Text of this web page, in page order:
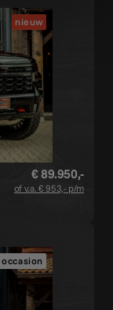
nieuw
€ 89.950,-
of v.a. € 953,- p/m
occasion